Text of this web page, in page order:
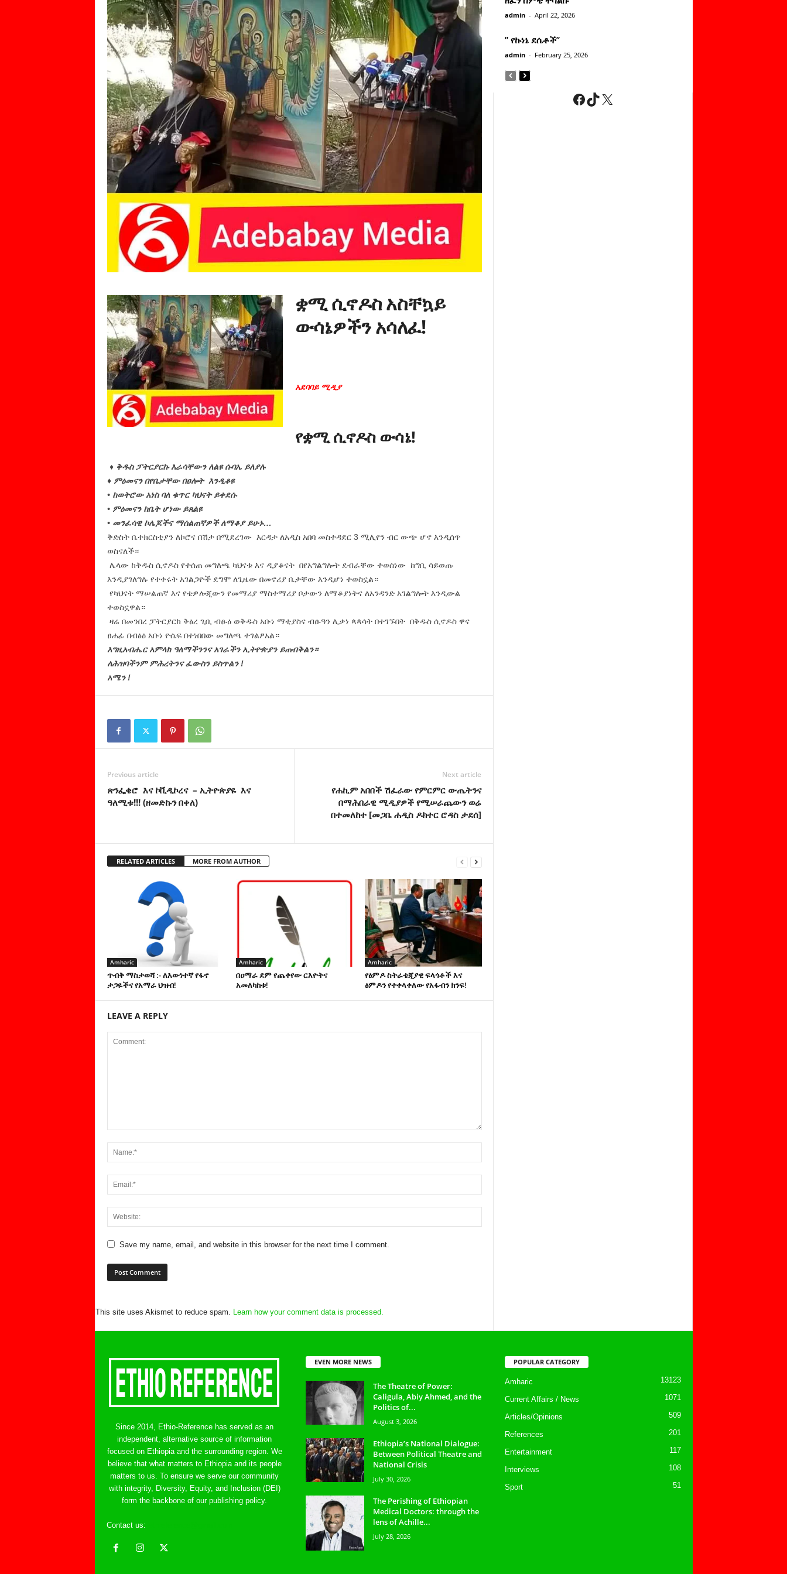
ቋሚ ሲኖዶስ አስቸኳይ
ውሳኔዎችን አሳለፈ!
አደባባይ ሚዲያ
የቋሚ ሲኖዶስ ውሳኔ!
♦ ቅዱስ ፓትርያርኩ እራሳቸውን ለልዩ ሱባኤ ይለያሉ
♦ ምዕመናን በየቤታቸው በፀሎት እንዲቆዩ
• ከወትሮው አነስ ባለ ቁጥር ካህናት ይቀደሱ
• ምዕመናን ከቤት ሆነው ይጸልዩ
• መንፈሳዊ ኮሌጆችና ማሰልጠኛዎች ለማቆያ ይሁኑ…
ቅድስት ቤተክርስቲያን ለኮሮና በሽታ በሚደረገው እርዳታ ለአዲስ አበባ መስተዳደር 3 ሚሊየን ብር ውጭ ሆኖ እንዲሰጥ
ወስናለች።
ሌላው ከቅዱስ ሲኖዶስ የተሰጠ መግለጫ ካህናቱ እና ዲያቆናት በየአግልግሎት ደብራቸው ተወሰነው ከግቢ ሳይወጡ
እንዲያገለግሉ የተቀሩት አገልጋዮች ደግሞ ለጊዜው በመኖሪያ ቤታቸው እንዲሆነ ተወስኗል።
የካህናት ማሠልጠኛ እና የቴዎሎጂውን የመማሪያ ማስተማሪያ ቦታውን ለማቆያነትና ለአንዳንድ አገልግሎት እንዲውል
ተወስኗዋል።
ዛሬ በመንበረ ፓትርያርክ ቅፅረ ጊቢ ብፁዕ ወቅዱስ አቡነ ማቲያስና ብፁዓን ሊቃነ ጳጳሳት በተገኙበት በቅዱስ ሲኖዶስ ዋና
ፀሐፊ በብፅዕ አቡነ ዮሴፍ በተነበበው መግለጫ ተገልፆአል።
እግዚአብሔር አምላክ ዓለማችንንና አገራችን ኢትዮጵያን ይጠብቅልን።
ለሕዝባችንም ምሕረትንና ፈውስን ይስጥልን !
አሜን !
Previous article
ጽንፌቄሮ እና ኮቪዲኮረና – ኢትዮጵያዬ እና
ዓለሚቱ!!! (ዘመድኩን በቀለ)
Next article
የሐኪም አበበች ሽፈራው የምርምር ውጤትንና
በማሕበራዊ ሚዲያዎች የሚሠራጨውን ወሬ
በተመለከተ [መጋቤ ሐዲስ ዶክተር ሮዳስ ታደሰ]
RELATED ARTICLES MORE FROM AUTHOR
Amharic
ጥብቅ ማስታወሻ :- ለእውነተኛ የፋኖ
ታጋዬችና የአማራ ህዝብ!
Amharic
በዐማራ ደም የጨቀየው ርእዮትና
አመለካከቱ!
Amharic
የፅምዶ ስትራቴጂያዊ ፍላጎቶች እና
ፅምዶን የተቀላቀለው የአፋብን ክንፍ!
LEAVE A REPLY
Save my name, email, and website in this browser for the next time I comment.
This site uses Akismet to reduce spam. Learn how your comment data is processed.
admin - April 22, 2026
” የኩነኔ ደሴቶች’’
admin - February 25, 2026
Facebook
TikTok
X
Since 2014, Ethio-Reference has served as an
independent, alternative source of information
focused on Ethiopia and the surrounding region. We
believe that what matters to Ethiopia and its people
matters to us. To ensure we serve our community
with integrity, Diversity, Equity, and Inclusion (DEI)
form the backbone of our publishing policy.
Contact us:
EVEN MORE NEWS
The Theatre of Power:
Caligula, Abiy Ahmed, and the
Politics of...
August 3, 2026
Ethiopia’s National Dialogue:
Between Political Theatre and
National Crisis
July 30, 2026
The Perishing of Ethiopian
Medical Doctors: through the
lens of Achille...
July 28, 2026
POPULAR CATEGORY
Amharic 13123
Current Affairs / News 1071
Articles/Opinions 509
References 201
Entertainment 117
Interviews 108
Sport 51